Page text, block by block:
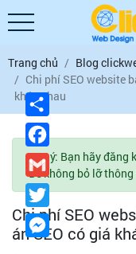
Trang chủ Blog
Chi phí SEO website
khác nhau
Lưu ý: Bạn hãy
Để không bỏ lỡ
Chi phí SEO
án SEO có giá
Chia
sẻ
Gmail
Twitter
Messenger